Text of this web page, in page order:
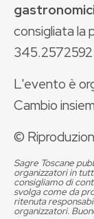
consigliata la
L'evento è
Cambio
©
Sagre Toscane
organizzatori in
consigliamo di
svolga come da
ritenuta
organizzatori.